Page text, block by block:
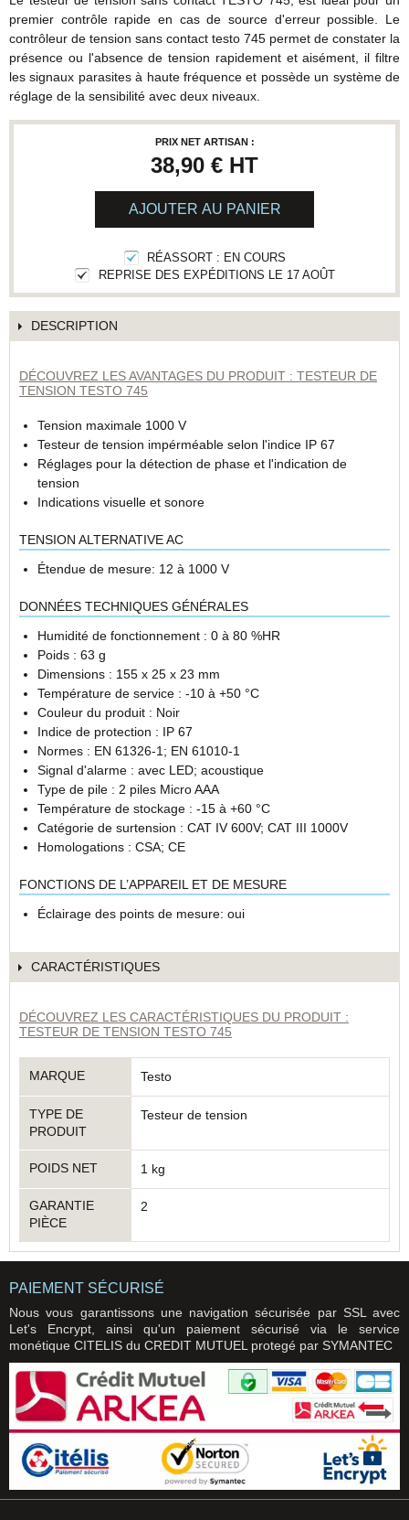
premier contrôle rapide en cas de source d'erreur possible. Le
contrôleur de tension sans contact testo 745 permet de constater la
présence ou l'absence de tension rapidement et aisément, il filtre
les signaux parasites à haute fréquence et possède un système de
réglage de la sensibilité avec deux niveaux.
PRIX NET ARTISAN :
38,90 € HT
AJOUTER AU PANIER
RÉASSORT : EN COURS
REPRISE DES EXPÉDITIONS LE 17 AOÛT
DESCRIPTION
DÉCOUVREZ LES AVANTAGES DU PRODUIT : TESTEUR DE
TENSION TESTO 745
Tension maximale 1000 V
Testeur de tension impérméable selon l'indice IP 67
Réglages pour la détection de phase et l'indication de
tension
Indications visuelle et sonore
TENSION ALTERNATIVE AC
Étendue de mesure: 12 à 1000 V
DONNÉES TECHNIQUES GÉNÉRALES
Humidité de fonctionnement : 0 à 80 %HR
Poids : 63 g
Dimensions : 155 x 25 x 23 mm
Température de service : -10 à +50 °C
Couleur du produit : Noir
Indice de protection : IP 67
Normes : EN 61326-1; EN 61010-1
Signal d'alarme : avec LED; acoustique
Type de pile : 2 piles Micro AAA
Température de stockage : -15 à +60 °C
Catégorie de surtension : CAT IV 600V; CAT III 1000V
Homologations : CSA; CE
FONCTIONS DE L’APPAREIL ET DE MESURE
Éclairage des points de mesure: oui
CARACTÉRISTIQUES
DÉCOUVREZ LES CARACTÉRISTIQUES DU PRODUIT :
TESTEUR DE TENSION TESTO 745
MARQUE Testo
TYPE DE
PRODUIT
Testeur de tension
POIDS NET 1 kg
GARANTIE
PIÈCE
2
PAIEMENT SÉCURISÉ
Nous vous garantissons une navigation sécurisée par SSL avec
Let's Encrypt, ainsi qu'un paiement sécurisé via le service
monétique CITELIS du CREDIT MUTUEL protegé par SYMANTEC